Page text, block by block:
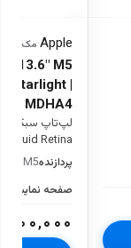
Apple
·مک‌بوک
13.6" M5
Starlight |
MDHA4
Liquid Retina
پردازندهM5
صفحه نمایش